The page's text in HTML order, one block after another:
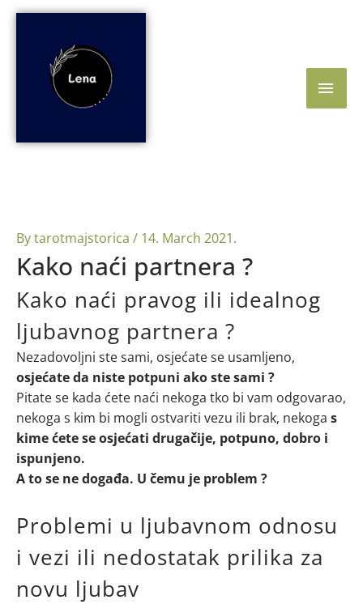
Skip
Bytarotmajstorica / 14. March 2021.
Kako naći partnera ?
Kako naći pravog ili idealnog
ljubavnog partnera ?
Nezadovoljni ste sami, osjećate se usamljeno,
osjećate da niste potpuni ako ste sami ?
Pitate se kada ćete naći nekoga tko bi vam odgovarao,
nekoga s kim bi mogli ostvariti vezu ili brak, nekoga s
kime ćete se osjećati drugačije, potpuno, dobro i
ispunjeno.
A to se ne događa. U čemu je problem ?
Problemi u ljubavnom odnosu
i vezi ili nedostatak prilika za
novu ljubav